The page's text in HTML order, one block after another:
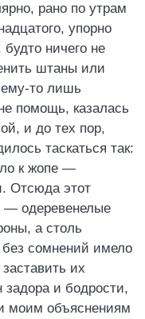
рано по утрам
упорно
ничего не
штаны или
то лишь
помощь, казалась
и до тех пор,
таскаться так:
к жопе —
Отсюда этот
— одеревенелые
а столь
без сомнений имело
их
задора и бодрости,
моим объяснениям